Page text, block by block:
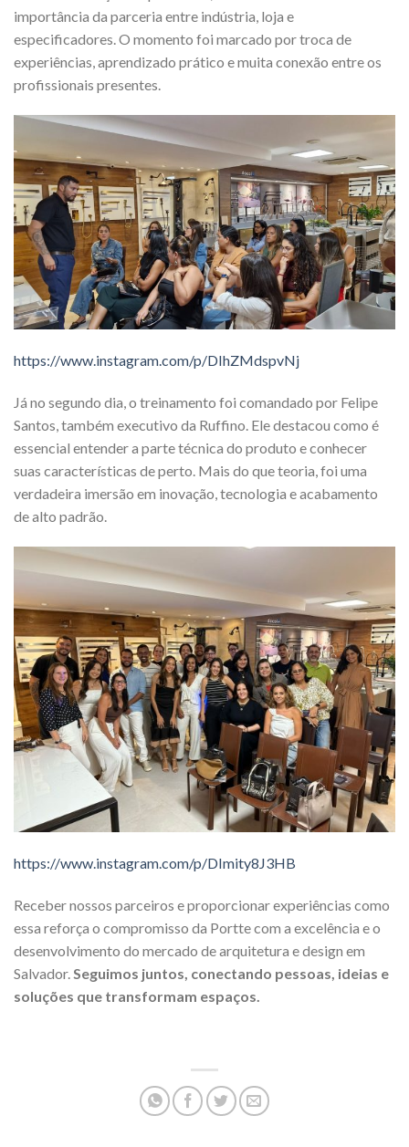
importância da parceria entre indústria, loja e
especificadores. O momento foi marcado por troca de
experiências, aprendizado prático e muita conexão entre os
profissionais presentes.
https://www.instagram.com/p/DIhZMdspvNj
Já no segundo dia, o treinamento foi comandado por Felipe
Santos, também executivo da Ruffino. Ele destacou como é
essencial entender a parte técnica do produto e conhecer
suas características de perto. Mais do que teoria, foi uma
verdadeira imersão em inovação, tecnologia e acabamento
de alto padrão.
https://www.instagram.com/p/DImity8J3HB
Receber nossos parceiros e proporcionar experiências como
essa reforça o compromisso da Portte com a excelência e o
desenvolvimento do mercado de arquitetura e design em
Salvador.Seguimos juntos, conectando pessoas, ideias e
soluções que transformam espaços.